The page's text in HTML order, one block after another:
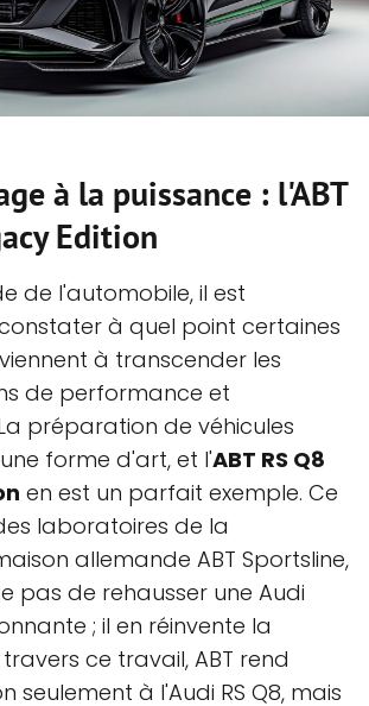
à la puissance : l'ABT
Edition
de l'automobile, il est
à quel point certaines
à transcender les
de performance et
préparation de véhicules
forme d'art, et l'ABT RS Q8
en est un parfait exemple. Ce
laboratoires de la
allemande ABT Sportsline,
pas de rehausser une Audi
; il en réinvente la
ce travail, ABT rend
seulement à l'Audi RS Q8, mais